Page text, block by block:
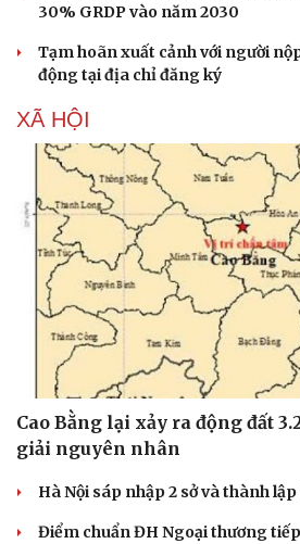
30% GRDP vào năm 2030
Tạm hoãn xuất cảnh với người
động tại địa chỉ đăng ký
XÃ HỘI
Cao Bằng lại xảy ra động đất
giải nguyên nhân
Hà Nội sáp nhập 2 sở và thành lập
Điểm chuẩn ĐH Ngoại thương